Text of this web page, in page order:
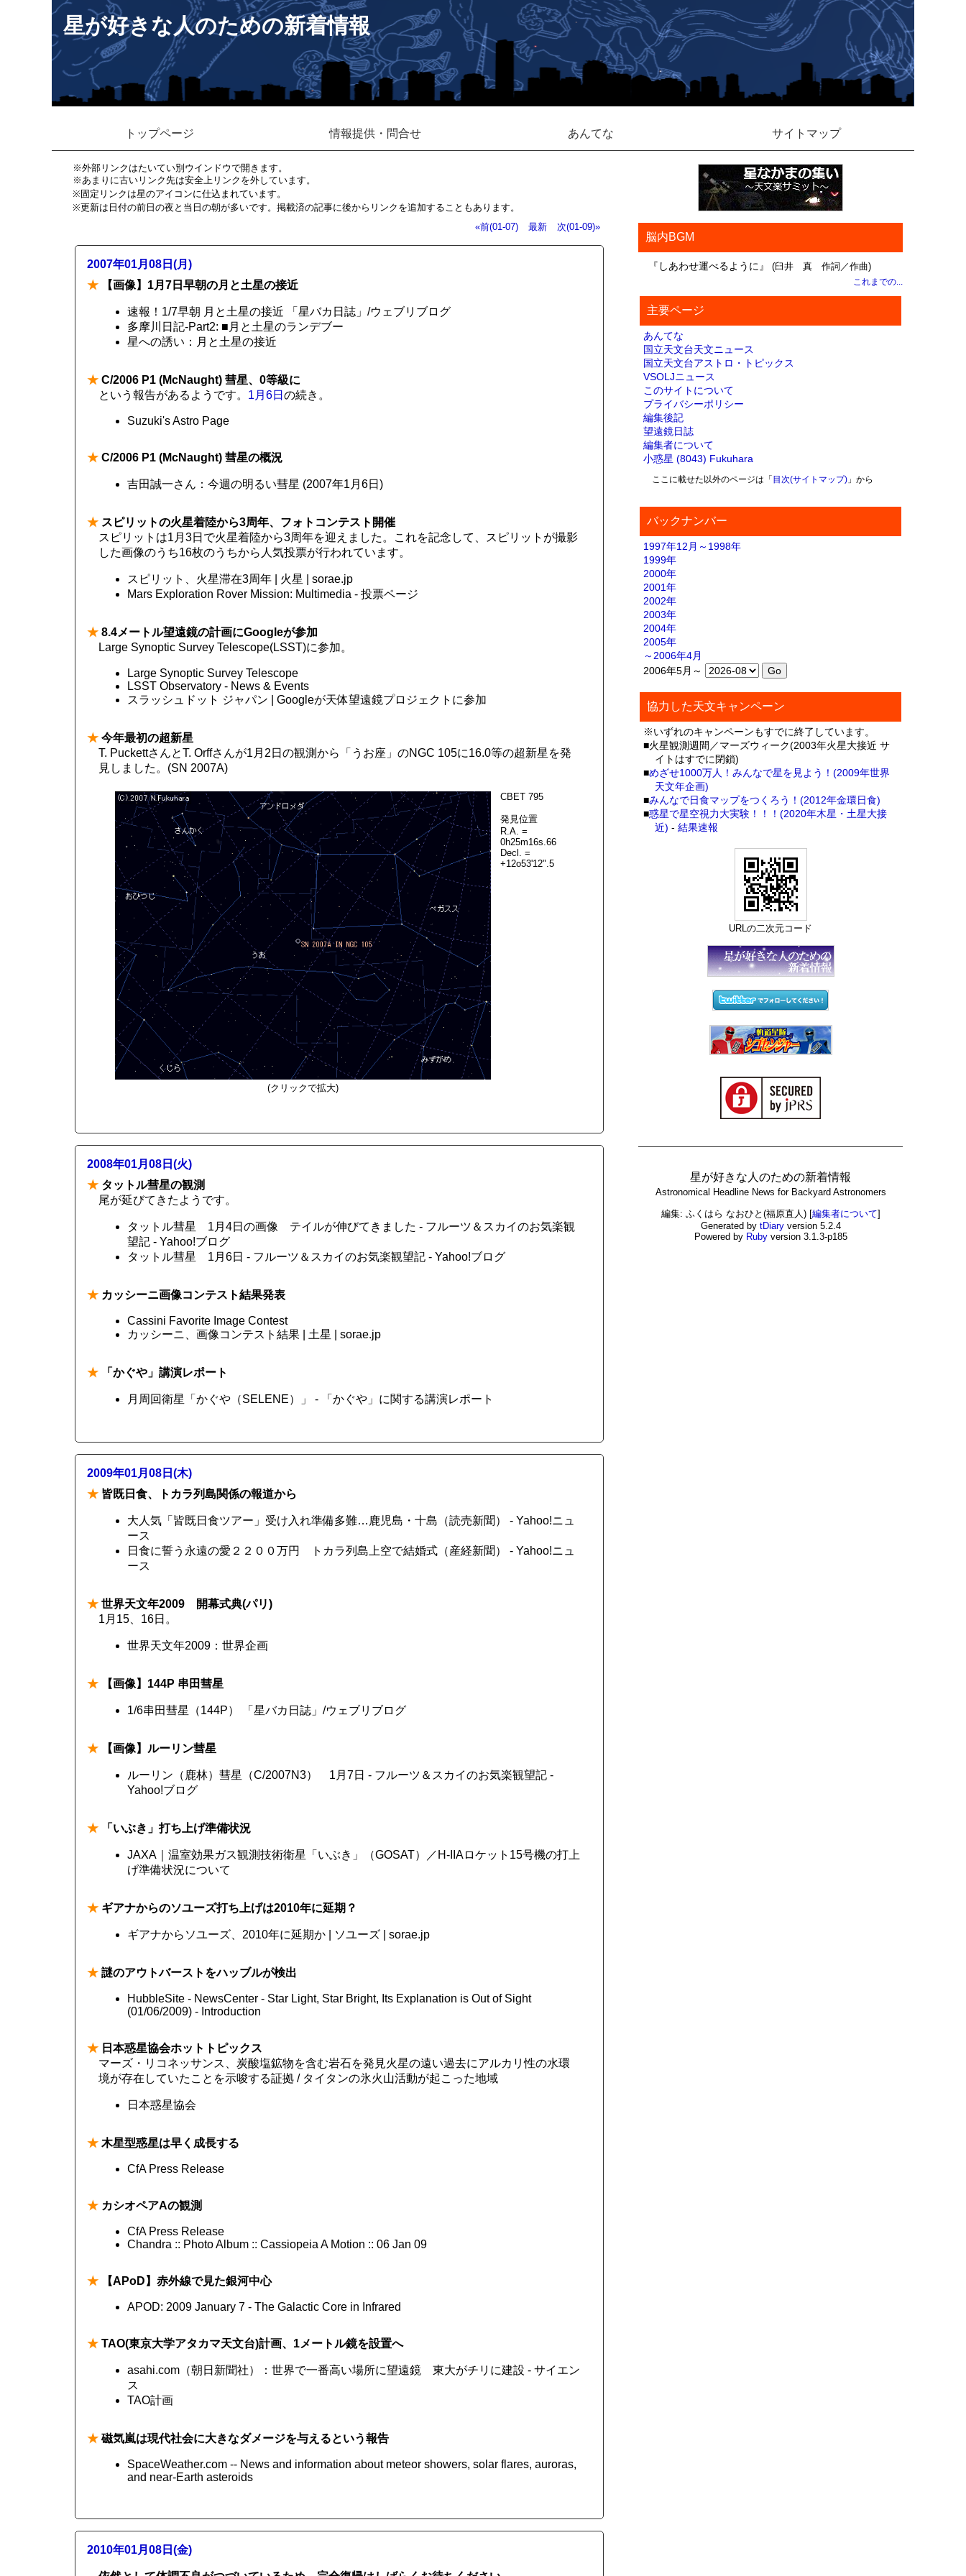
星が好きな人のための新着情報
トップページ 情報提供・問合せ あんてな サイトマップ
※外部リンクはたいてい別ウインドウで開きます。
※あまりに古いリンク先は安全上リンクを外しています。
※固定リンクは星のアイコンに仕込まれています。
※更新は日付の前日の夜と当日の朝が多いです。掲載済の記事に後からリンクを追加することもあります。
«前(01-07)
最新 次(01-09)»
2007年01月08日(月)
★ 【画像】1月7日早朝の月と土星の接近
速報！1/7早朝 月と土星の接近 「星バカ日誌」/ウェブリブログ
多摩川日記-Part2: ■月と土星のランデブー
星への誘い：月と土星の接近
★ C/2006 P1 (McNaught) 彗星、0等級に
という報告があるようです。 1月6日 の続き。
Suzuki's Astro Page
★ C/2006 P1 (McNaught) 彗星の概況
吉田誠一さん：今週の明るい彗星 (2007年1月6日)
★ スピリットの火星着陸から3周年、フォトコンテスト開催
スピリットは1月3日で火星着陸から3周年を迎えました。これを記念して、スピリットが撮影
した画像のうち16枚のうちから人気投票が行われています。
スピリット、火星滞在3周年 | 火星 | sorae.jp
Mars Exploration Rover Mission: Multimedia - 投票ページ
★ 8.4メートル望遠鏡の計画にGoogleが参加
Large Synoptic Survey Telescope(LSST)に参加。
Large Synoptic Survey Telescope
LSST Observatory - News & Events
スラッシュドット ジャパン | Googleが天体望遠鏡プロジェクトに参加
★ 今年最初の超新星
T. PuckettさんとT. Orffさんが1月2日の観測から「うお座」のNGC 105に16.0等の超新星を発
見しました。(SN 2007A)
(クリックで拡大)
CBET 795
発見位置
R.A. =
0h25m16s.66
Decl. =
+12o53'12".5
2008年01月08日(火)
★ タットル彗星の観測
尾が延びてきたようです。
タットル彗星 1月4日の画像 テイルが伸びてきました - フルーツ＆スカイのお気楽観
望記 - Yahoo!ブログ
タットル彗星 1月6日 - フルーツ＆スカイのお気楽観望記 - Yahoo!ブログ
★ カッシーニ画像コンテスト結果発表
Cassini Favorite Image Contest
カッシーニ、画像コンテスト結果 | 土星 | sorae.jp
★ 「かぐや」講演レポート
月周回衛星「かぐや（SELENE）」 - 「かぐや」に関する講演レポート
2009年01月08日(木)
★ 皆既日食、トカラ列島関係の報道から
大人気「皆既日食ツアー」受け入れ準備多難…鹿児島・十島（読売新聞） - Yahoo!ニュ
ース
日食に誓う永遠の愛２２００万円 トカラ列島上空で結婚式（産経新聞） - Yahoo!ニュ
ース
★ 世界天文年2009 開幕式典(パリ)
1月15、16日。
世界天文年2009：世界企画
★ 【画像】144P 串田彗星
1/6串田彗星（144P） 「星バカ日誌」/ウェブリブログ
★ 【画像】ルーリン彗星
ルーリン（鹿林）彗星（C/2007N3） 1月7日 - フルーツ＆スカイのお気楽観望記 -
Yahoo!ブログ
★ 「いぶき」打ち上げ準備状況
JAXA｜温室効果ガス観測技術衛星「いぶき」（GOSAT）／H-IIAロケット15号機の打上
げ準備状況について
★ ギアナからのソユーズ打ち上げは2010年に延期？
ギアナからソユーズ、2010年に延期か | ソユーズ | sorae.jp
★ 謎のアウトバーストをハッブルが検出
HubbleSite - NewsCenter - Star Light, Star Bright, Its Explanation is Out of Sight
(01/06/2009) - Introduction
★ 日本惑星協会ホットトピックス
マーズ・リコネッサンス、炭酸塩鉱物を含む岩石を発見火星の遠い過去にアルカリ性の水環
境が存在していたことを示唆する証拠 / タイタンの氷火山活動が起こった地域
日本惑星協会
★ 木星型惑星は早く成長する
CfA Press Release
★ カシオペアAの観測
CfA Press Release
Chandra :: Photo Album :: Cassiopeia A Motion :: 06 Jan 09
★ 【APoD】赤外線で見た銀河中心
APOD: 2009 January 7 - The Galactic Core in Infrared
★ TAO(東京大学アタカマ天文台)計画、1メートル鏡を設置へ
asahi.com（朝日新聞社）：世界で一番高い場所に望遠鏡 東大がチリに建設 - サイエン
ス
TAO計画
★ 磁気嵐は現代社会に大きなダメージを与えるという報告
SpaceWeather.com -- News and information about meteor showers, solar flares, auroras,
and near-Earth asteroids
2010年01月08日(金)
脳内BGM
『しあわせ運べるように』 (臼井 真 作詞／作曲)
これまでの...
主要ページ
あんてな
国立天文台天文ニュース
国立天文台アストロ・トピックス
VSOLJニュース
このサイトについて
プライバシーポリシー
編集後記
望遠鏡日誌
編集者について
小惑星 (8043) Fukuhara
ここに載せた以外のページは「 目次(サイトマップ)」から
バックナンバー
1997年12月～1998年
1999年
2000年
2001年
2002年
2003年
2004年
2005年
～2006年4月
2006年5月～
協力した天文キャンペーン
※いずれのキャンペーンもすでに終了しています。
■火星観測週間／マーズウィーク(2003年火星大接近 サ
イトはすでに閉鎖)
■めざせ1000万人！みんなで星を見よう！(2009年世界
天文年企画)
■みんなで日食マップをつくろう！(2012年金環日食)
■惑星で星空視力大実験！！！(2020年木星・土星大接
近) -結果速報
URLの二次元コード
星が好きな人のための新着情報
Astronomical Headline News for Backyard Astronomers
編集: ふくはら なおひと(福原直人) [編集者について]
Generated by tDiaryversion 5.2.4
Powered by Rubyversion 3.1.3-p185